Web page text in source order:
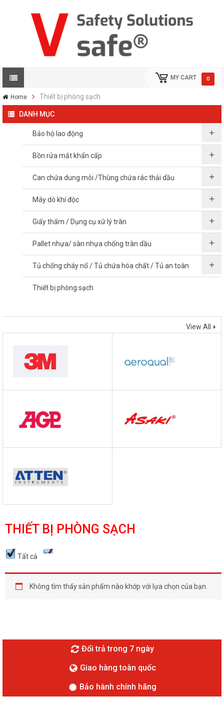
MY CART 0
Home Thiết bị phòng sạch
DANH MỤC
Bảo hộ lao động
Bồn rửa mắt khẩn cấp
Can chứa dung môi /Thùng chứa rác thải dầu
Máy dò khí độc
Giấy thấm / Dụng cụ xử lý tràn
Pallet nhựa/ sàn nhựa chống tràn dầu
Tủ chống cháy nổ / Tủ chứa hóa chất / Tủ an toàn
Thiết bị phòng sạch
View All
THIẾT BỊ PHÒNG SẠCH
Tất cả
Không tìm thấy sản phẩm nào khớp với lựa chọn của bạn.
Đổi trả trong 7 ngày
Giao hàng toàn quốc
Bảo hành chính hãng